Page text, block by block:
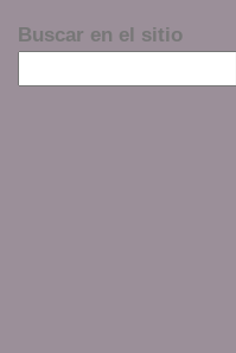
Buscar en el sitio